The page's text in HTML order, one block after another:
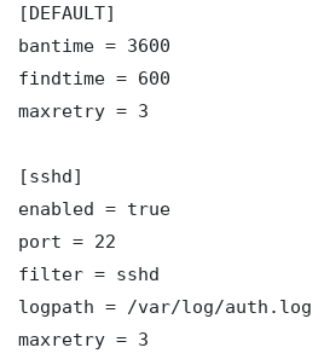
[DEFAULT]
bantime = 3600
findtime = 600
maxretry = 3
[sshd]
enabled = true
port = 22
filter = sshd
logpath = /var/log/auth.log
maxretry = 3